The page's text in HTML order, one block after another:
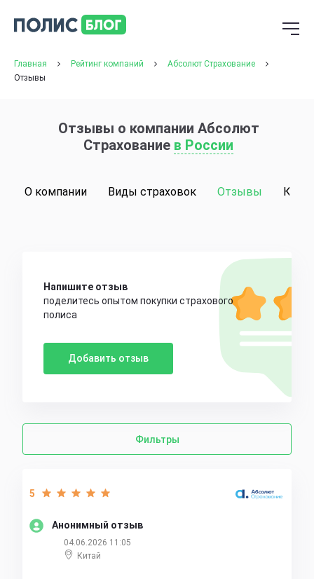
Главная Рейтинг компаний
Абсолют Страхование
Отзывы
Отзывы о компании Абсолют
Страхование в России
О компании Виды страховок Отзывы
Анонимный отзыв
5
04.06.2026 11:05
Китай
Напишите отзыв
поделитесь опытом покупки страхового
полиса
Добавить отзыв
Фильтры